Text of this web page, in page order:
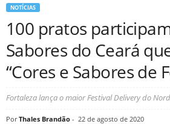
NOTÍCIAS
100 pratos
Sabores do Ceará
“Cores e Sabores de
Fortaleza lança o maior Festival Delivery do
Por Thales Brandão - 22 de agosto de 2020